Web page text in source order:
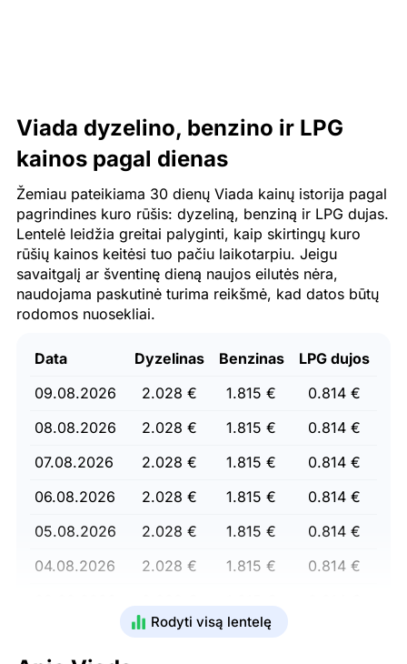
Viada dyzelino, benzino ir LPG
kainos pagal dienas
Žemiau pateikiama 30 dienų Viada kainų istorija pagal
pagrindines kuro rūšis: dyzeliną, benziną ir LPG dujas.
Lentelė leidžia greitai palyginti, kaip skirtingų kuro
rūšių kainos keitėsi tuo pačiu laikotarpiu. Jeigu
savaitgalį ar šventinę dieną naujos eilutės nėra,
naudojama paskutinė turima reikšmė, kad datos būtų
rodomos nuosekliai.
Data Dyzelinas Benzinas
LPG dujos
09.08.2026
2.028 € 1.815 €
0.814 €
08.08.2026
2.028 € 1.815 €
0.814 €
07.08.2026
2.028 € 1.815 €
0.814 €
06.08.2026
2.028 € 1.815 €
0.814 €
05.08.2026
2.028 € 1.815 €
0.814 €
04.08.2026
2.028 € 1.815 €
0.814 €
2.028 € 1.815 €
Rodyti visą lentelę